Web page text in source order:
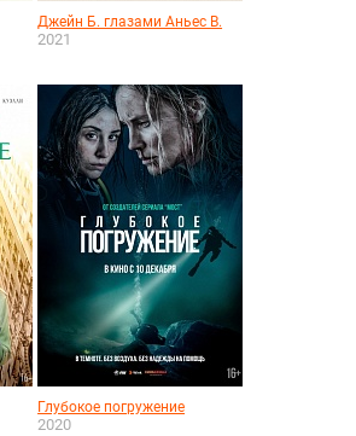
Джейн Б. глазами Аньес В.
2021
Глубокое погружение
2020